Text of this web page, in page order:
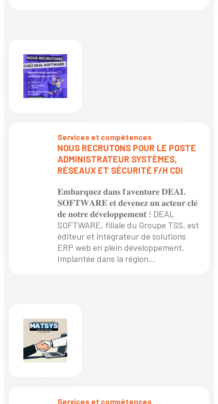
Services et compétences
NOUS RECRUTONS POUR LE POSTE
ADMINISTRATEUR SYSTÈMES,
RÉSEAUX ET SÉCURITÉ F/H CDI
𝐄𝐦𝐛𝐚𝐫𝐪𝐮𝐞𝐳 𝐝𝐚𝐧𝐬 𝐥’𝐚𝐯𝐞𝐧𝐭𝐮𝐫𝐞 𝐃𝐄𝐀𝐋
𝐒𝐎𝐅𝐓𝐖𝐀𝐑𝐄 𝐞𝐭 𝐝𝐞𝐯𝐞𝐧𝐞𝐳 𝐮𝐧 𝐚𝐜𝐭𝐞𝐮𝐫 𝐜𝐥𝐞́
𝐝𝐞 𝐧𝐨𝐭𝐫𝐞 𝐝𝐞́𝐯𝐞𝐥𝐨𝐩𝐩𝐞𝐦𝐞𝐧𝐭 ! DEAL
SOFTWARE, filiale du Groupe TSS, est
éditeur et intégrateur de solutions
ERP web en plein développement.
Implantée dans la région...
Services et compétences